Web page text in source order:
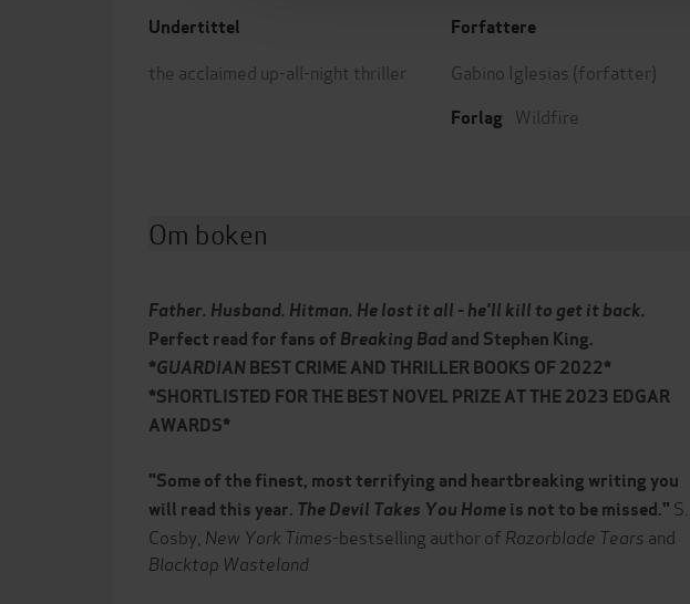
Undertittel
the acclaimed up-all-night thriller
Forfattere
Gabino Iglesias (forfatter)
Forlag Wildfire
Om boken
Father. Husband. Hitman. He lost it all - he'll kill to get it back.
Perfect read for fans of Breaking Badand Stephen King.
*GUARDIANBEST CRIME AND THRILLER BOOKS OF 2022*
*SHORTLISTED FOR THE BEST NOVEL PRIZE AT THE 2023 EDGAR
AWARDS*
"Some of the finest, most terrifying and heartbreaking writing you
will read this year. The Devil Takes You Homeis not to be missed."
Cosby, New York Times-bestselling author of Razorblade Tears and
Blacktop Wasteland